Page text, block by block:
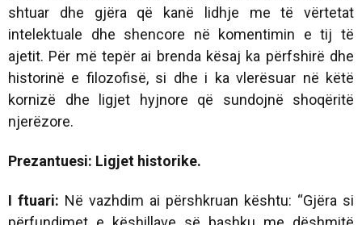
shtuar dhe gjëra që kanë lidhje me të vërtetat
intelektuale dhe shencore në komentimin e tij të
ajetit. Për më tepër ai brenda kësaj ka përfshirë dhe
historinë e filozofisë, si dhe i ka vlerësuar në këtë
kornizë dhe ligjet hyjnore që sundojnë shoqëritë
njerëzore.
Prezantuesi: Ligjet historike.
I ftuari: Në vazhdim ai përshkruan kështu: “Gjëra si